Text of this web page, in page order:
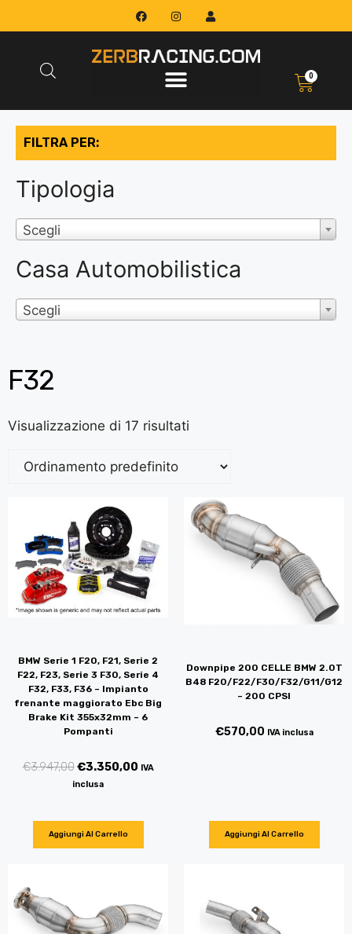
0
FILTRA PER:
Tipologia
Scegli
Casa Automobilistica
Scegli
F32
Visualizzazione di 17 risultati
BMW Serie 1 F20, F21, Serie 2
F22, F23, Serie 3 F30, Serie 4
F32, F33, F36 – Impianto
frenante maggiorato Ebc Big
Brake Kit 355x32mm – 6
Pompanti
€3.947,00€3.350,00 IVA
inclusa
Aggiungi Al Carrello
Downpipe 200 CELLE BMW 2.0T
B48 F20/F22/F30/F32/G11/G12
– 200 CPSI
€570,00 IVA inclusa
Aggiungi Al Carrello